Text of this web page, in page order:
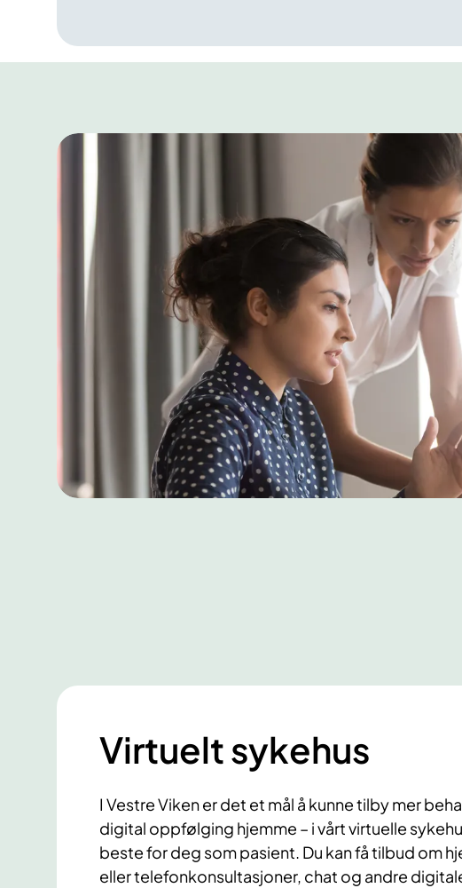
Virtuelt sykehus
I Vestre Viken er det et mål å kunne tilby mer
digital oppfølging hjemme – i vårt virtuelle
beste for deg som pasient. Du kan få tilbud om
eller telefonkonsultasjoner, chat og andre